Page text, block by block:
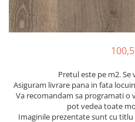
River 12 mm
Timeless 12mm
Woodstock XL 10mm
Woodstock XL 8mm
ADO Floor - SPC
Finsa - Laminat
Pretul este pe m2.
Asiguram livrare pana in fata
Va recomandam sa programati o
pot vedea toate
Imaginile prezentate sunt cu